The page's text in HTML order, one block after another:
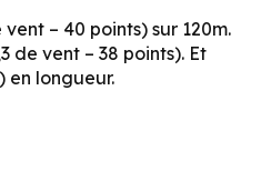
– 40 points) sur 120m.
de vent – 38 points). Et
en longueur.